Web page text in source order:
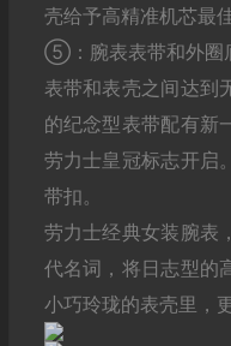
壳给予高精准机芯最
⑤：腕表表带和外圈
表带和表壳之间达到
的纪念型表带配有新
劳力士皇冠标志开启
带扣。
劳力士经典女装腕表
代名词，将日志型的
小巧玲珑的表壳里，